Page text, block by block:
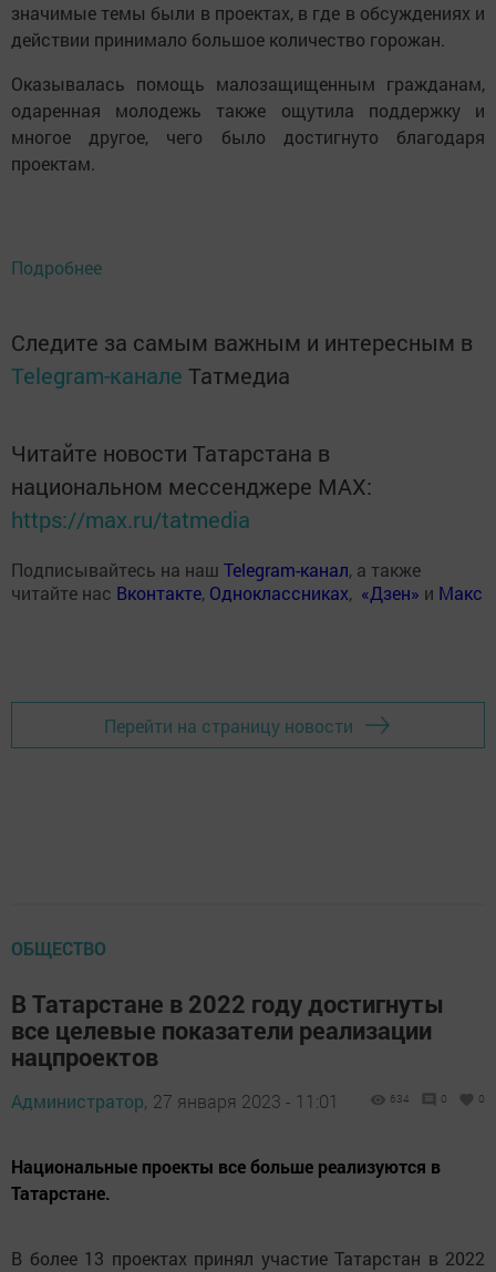
значимые темы были в проектах, в где в обсуждениях и
действии принимало большое количество горожан.
Оказывалась помощь малозащищенным гражданам,
одаренная молодежь также ощутила поддержку и
многое другое, чего было достигнуто благодаря
проектам.
Подробнее
Следите за самым важным и интересным в
Telegram-канале Татмедиа
Читайте новости Татарстана в
национальном мессенджере MАХ:
https://max.ru/tatmedia
Подписывайтесь на наш Telegram-канал, а также
читайте нас Вконтакте, Одноклассниках, «Дзен» и Макс
Перейти на страницу новости
ОБЩЕСТВО
В Татарстане в 2022 году достигнуты
все целевые показатели реализации
нацпроектов
Администратор, 27 января 2023 - 11:01 634 0 0
Национальные проекты все больше реализуются в
Татарстане.
В более 13 проектах принял участие Татарстан в 2022